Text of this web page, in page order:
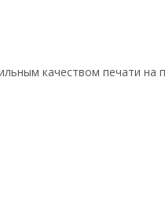
качеством печати на